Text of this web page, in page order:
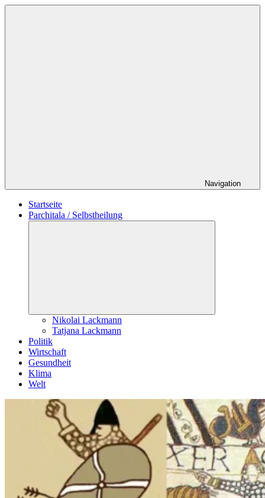
Zum
Navigation
Startseite
Parchitala / Selbstheilung
Nikolai Lackmann
Tatjana Lackmann
Politik
Wirtschaft
Gesundheit
Klima
Welt